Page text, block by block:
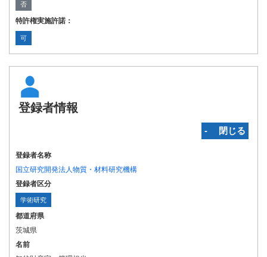
否
特許権実施許諾：
可
登録者情報
‐ 閉じる
登録者名称
国立研究開発法人物質・材料研究機構
登録者区分
学術研究
都道府県
茨城県
名前